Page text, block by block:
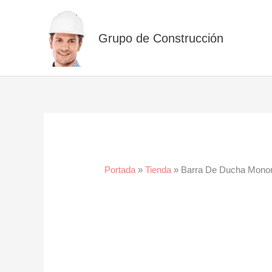
Grupo de Construcción
Portada »Tienda » Barra De Ducha